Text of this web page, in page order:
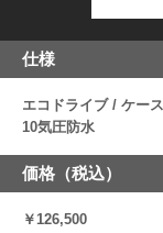
仕様
エコドライブ / ケー
10気圧防水
価格（税込）
￥126,500